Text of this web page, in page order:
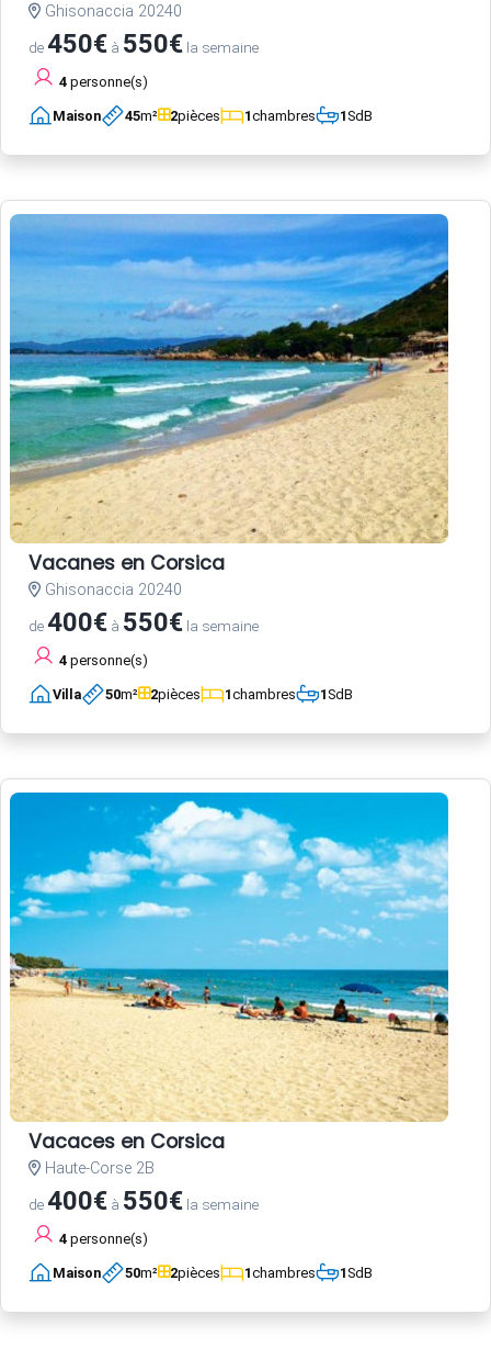
Ghisonaccia 20240
de450€ à 550€ la semaine
4 personne(s)
Maison 45m² 2pièces 1chambres 1SdB
Vacanes en Corsica
Ghisonaccia 20240
de400€ à 550€ la semaine
4 personne(s)
Villa 50m² 2pièces 1chambres 1SdB
Vacaces en Corsica
Haute-Corse 2B
de400€ à 550€ la semaine
4 personne(s)
Maison 50m² 2pièces 1chambres 1SdB